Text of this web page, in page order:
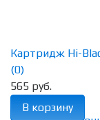
Картридж Hi-
(0)
565 руб.
В корзину